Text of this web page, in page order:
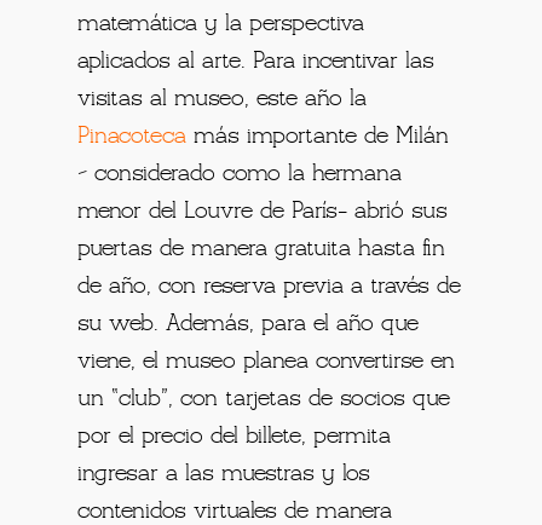
matemática y la perspectiva
aplicados al arte. Para incentivar las
visitas al museo, este año la
Pinacoteca más importante de Milán
– considerado como la hermana
menor del Louvre de París- abrió sus
puertas de manera gratuita hasta fin
de año, con reserva previa a través de
su web. Además, para el año que
viene, el museo planea convertirse en
un “club”, con tarjetas de socios que
por el precio del billete, permita
ingresar a las muestras y los
contenidos virtuales de manera